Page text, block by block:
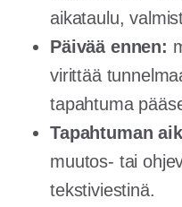
aikataulu,
Päivää ennen:
virittää
tapahtuma
Tapahtuman
muutos- tai
tekstiviestinä.